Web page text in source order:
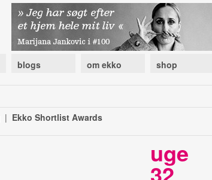
blogs om ekko shop
| Ekko Shortlist Awards
uge